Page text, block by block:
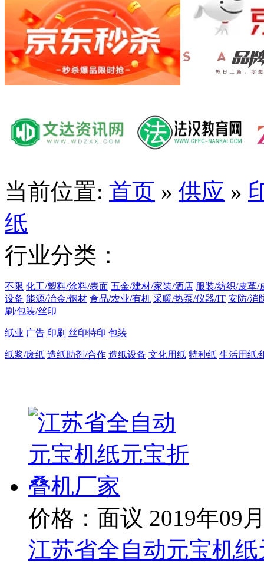
当前位置: 首页 » 供应 »
纸
行业分类：
不限 化工/塑料/涂料/表面 五金/建材/家装/酒店 服装/纺织/皮革/
设备 能源/冶金/钢材 食品/农业/有机 采暖/热泵/仪器/IT 安防/消
刷/包装/丝印
纸业 广告 印刷 丝印特印 包装
纸浆/废纸 造纸助剂/合作 造纸设备 文化用纸 特种纸 生活用纸/
价格：面议 2019年09
江苏省全自动元宝机